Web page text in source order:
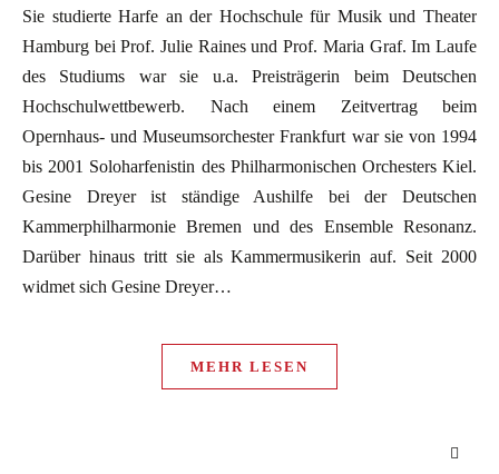
Sie studierte Harfe an der Hochschule für Musik und Theater
Hamburg bei Prof. Julie Raines und Prof. Maria Graf. Im Laufe
des Studiums war sie u.a. Preisträgerin beim Deutschen
Hochschulwettbewerb. Nach einem Zeitvertrag beim
Opernhaus- und Museumsorchester Frankfurt war sie von 1994
bis 2001 Soloharfenistin des Philharmonischen Orchesters Kiel.
Gesine Dreyer ist ständige Aushilfe bei der Deutschen
Kammerphilharmonie Bremen und des Ensemble Resonanz.
Darüber hinaus tritt sie als Kammermusikerin auf. Seit 2000
widmet sich Gesine Dreyer…
MEHR LESEN